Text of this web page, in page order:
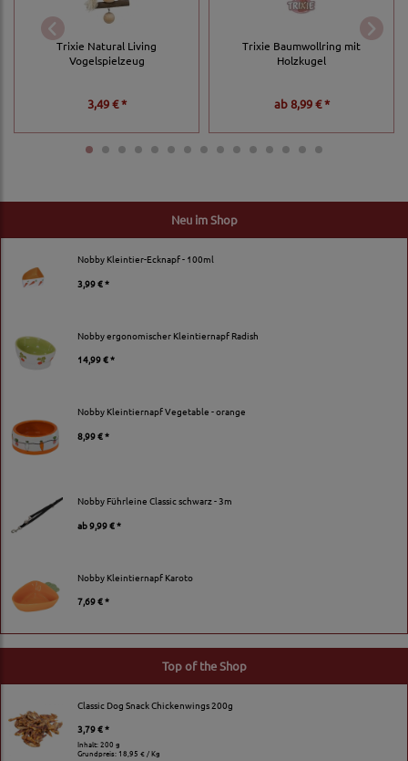
Neu im Shop
Nobby Kleintier-Ecknapf - 100ml
3,99 € *
Nobby ergonomischer Kleintiernapf Radish
14,99 € *
Nobby Kleintiernapf Vegetable - orange
8,99 € *
Nobby Führleine Classic schwarz - 3m
ab9,99 € *
Nobby Kleintiernapf Karoto
7,69 € *
Trixie Natural Living
Vogelspielzeug
3,49 € *
Trixie Baumwollring mit
Holzkugel
ab8,99 € *
Top of the Shop
Classic Dog Snack Chickenwings 200g
3,79 € *
Inhalt: 200 g
Grundpreis: 18,95 € / Kg